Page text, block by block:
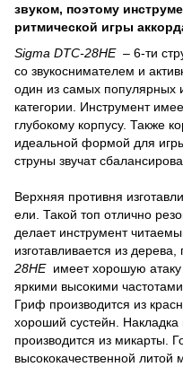
звуком, поэтому
ритмической игры
Sigma DTC-28HE– 6-ти
со звукоснимателем и
один из самых популярных
категории. Инструмент
глубокому корпусу. Также
идеальной формой для
струны звучат
Верхняя противня
ели. Такой топ отлично
делает инструмент
изготавливается из дерева,
28HEимеет хорошую
яркими высокими частотами.
Гриф производится из
хороший сустейн. Накладка
производится из микарты.
высококачественной литой